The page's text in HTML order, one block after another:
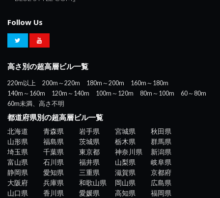
Follow Us
高さ別の超高層ビル一覧
220m以上 200m～220m 180m～200m
160m～180m
140m～160m
120m～140m 100m～120m 80m～100m
60～80m
60m未満、高さ不明
都道府県別の超高層ビル一覧
北海道 青森県 岩手県 宮城県
秋田県
山形県
福島県 茨城県 栃木県
群馬県
埼玉県
千葉県 東京都 神奈川県
新潟県
富山県
石川県 福井県 山梨県
岐阜県
静岡県
愛知県 三重県 滋賀県
京都府
大阪府
兵庫県 和歌山県 岡山県
広島県
山口県
香川県 愛媛県 高知県
福岡県